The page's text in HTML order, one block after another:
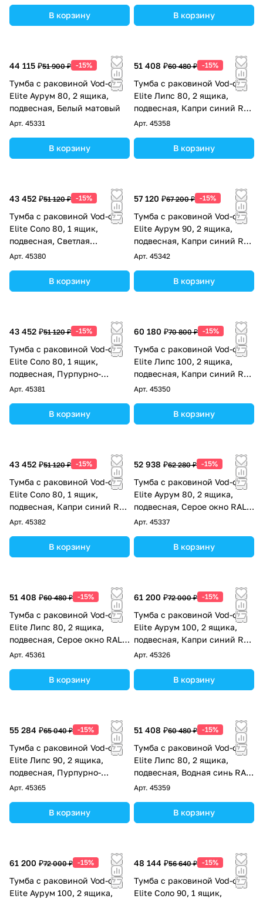
В корзину В корзину
44 115 ₽51 900 ₽ -15%
Тумба с раковиной Vod-ok
Elite Аурум 80, 2 ящика,
подвесная, Белый матовый
Арт. 45331
В корзину
51 408 ₽60 480 ₽ -15%
Тумба с раковиной Vod-ok
Elite Липс 80, 2 ящика,
подвесная, Капри синий RAL
5019
Арт. 45358
В корзину
43 452 ₽51 120 ₽ -15%
Тумба с раковиной Vod-ok
Elite Соло 80, 1 ящик,
подвесная, Светлая
слоновая кость RAL 1015
Арт. 45380
В корзину
57 120 ₽67 200 ₽ -15%
Тумба с раковиной Vod-ok
Elite Аурум 90, 2 ящика,
подвесная, Капри синий RAL
5019
Арт. 45342
В корзину
43 452 ₽51 120 ₽ -15%
Тумба с раковиной Vod-ok
Elite Соло 80, 1 ящик,
подвесная, Пурпурно-
красный RAL 3004
Арт. 45381
В корзину
60 180 ₽70 800 ₽ -15%
Тумба с раковиной Vod-ok
Elite Липс 100, 2 ящика,
подвесная, Капри синий RAL
5019
Арт. 45350
В корзину
43 452 ₽51 120 ₽ -15%
Тумба с раковиной Vod-ok
Elite Соло 80, 1 ящик,
подвесная, Капри синий RAL
5019
Арт. 45382
В корзину
52 938 ₽62 280 ₽ -15%
Тумба с раковиной Vod-ok
Elite Аурум 80, 2 ящика,
подвесная, Серое окно RAL
7040
Арт. 45337
В корзину
51 408 ₽60 480 ₽ -15%
Тумба с раковиной Vod-ok
Elite Липс 80, 2 ящика,
подвесная, Серое окно RAL
7040
Арт. 45361
В корзину
61 200 ₽72 000 ₽ -15%
Тумба с раковиной Vod-ok
Elite Аурум 100, 2 ящика,
подвесная, Капри синий RAL
5019
Арт. 45326
В корзину
55 284 ₽65 040 ₽ -15%
Тумба с раковиной Vod-ok
Elite Липс 90, 2 ящика,
подвесная, Пурпурно-
красный RAL 3004
Арт. 45365
В корзину
51 408 ₽60 480 ₽ -15%
Тумба с раковиной Vod-ok
Elite Липс 80, 2 ящика,
подвесная, Водная синь RAL
5021
Арт. 45359
В корзину
61 200 ₽72 000 ₽ -15%
Тумба с раковиной Vod-ok
Elite Аурум 100, 2 ящика,
48 144 ₽56 640 ₽ -15%
Тумба с раковиной Vod-ok
Elite Соло 90, 1 ящик,